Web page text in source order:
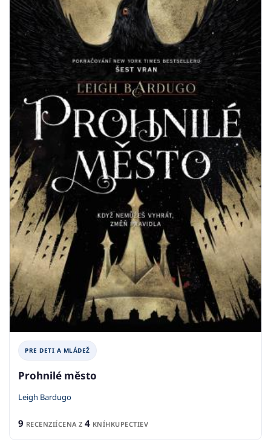
PRE DETI A MLÁDEŽ
Prohnilé město
Leigh Bardugo
9 RECENZIÍCENA Z 4 KNÍHKUPECTIEV